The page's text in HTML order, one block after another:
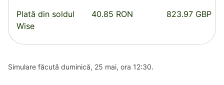
Plată din soldul
Wise
40.85 RON 823.97 GBP
Simulare făcută duminică, 25 mai, ora 12:30.